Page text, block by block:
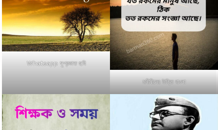
Whatsapp সুপ্রভাত ছবি
মনীষীদের উক্তি বাংলা